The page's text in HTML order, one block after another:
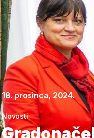
18. prosinca, 2024.
Novosti